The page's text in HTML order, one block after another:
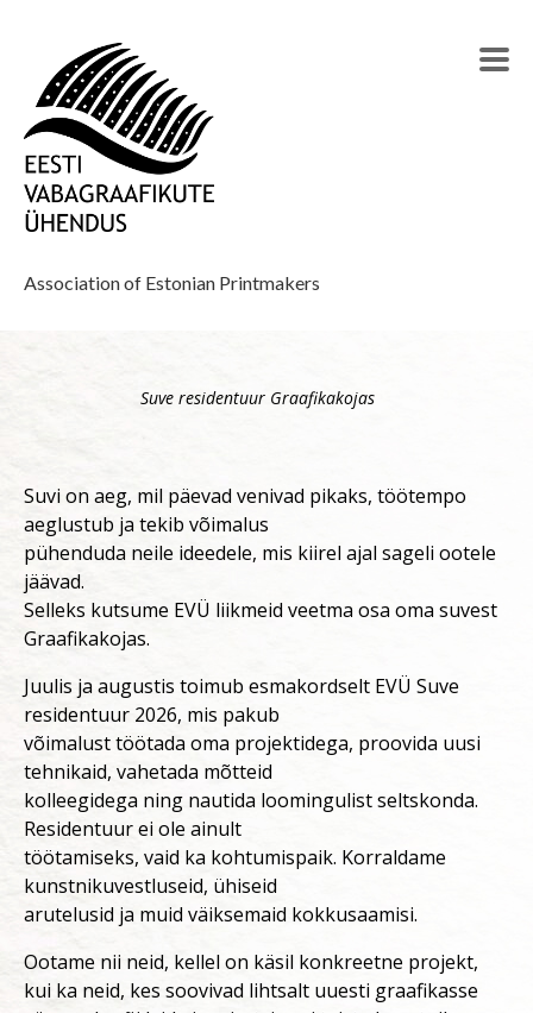
Association of Estonian Printmakers
Suve residentuur Graafikakojas
Suvi on aeg, mil päevad venivad pikaks, töötempo
aeglustub ja tekib võimalus
pühenduda neile ideedele, mis kiirel ajal sageli ootele
jäävad.
Selleks kutsume EVÜ liikmeid veetma osa oma suvest
Graafikakojas.
Juulis ja augustis toimub esmakordselt EVÜ Suve
residentuur 2026, mis pakub
võimalust töötada oma projektidega, proovida uusi
tehnikaid, vahetada mõtteid
kolleegidega ning nautida loomingulist seltskonda.
Residentuur ei ole ainult
töötamiseks, vaid ka kohtumispaik. Korraldame
kunstnikuvestluseid, ühiseid
arutelusid ja muid väiksemaid kokkusaamisi.
Ootame nii neid, kellel on käsil konkreetne projekt,
kui ka neid, kes soovivad lihtsalt uuesti graafikasse